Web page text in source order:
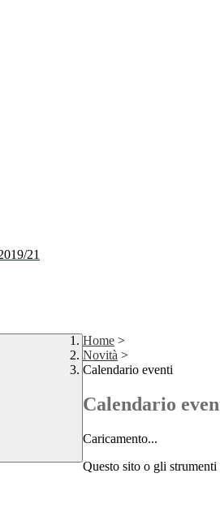
21
Home >
Novità >
Calendario eventi
Calendario
Caricamento...
Questo sito o gli